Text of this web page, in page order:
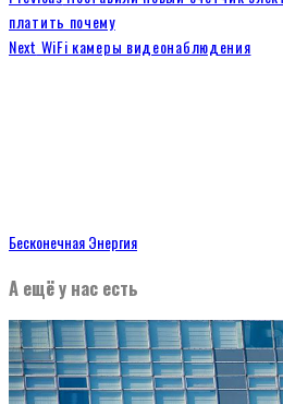
платить почему
Next WiFi камеры видеонаблюдения
Бесконечная Энергия
А ещё у нас есть